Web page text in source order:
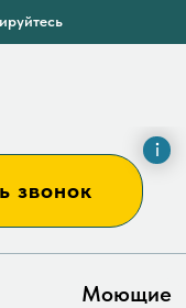
звонок
Моющие